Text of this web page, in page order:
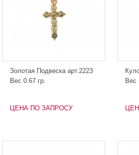
Золотая Подвеска арт.2223
Вес 0.67 гр.
ЦЕНА ПО ЗАПРОСУ
Вес